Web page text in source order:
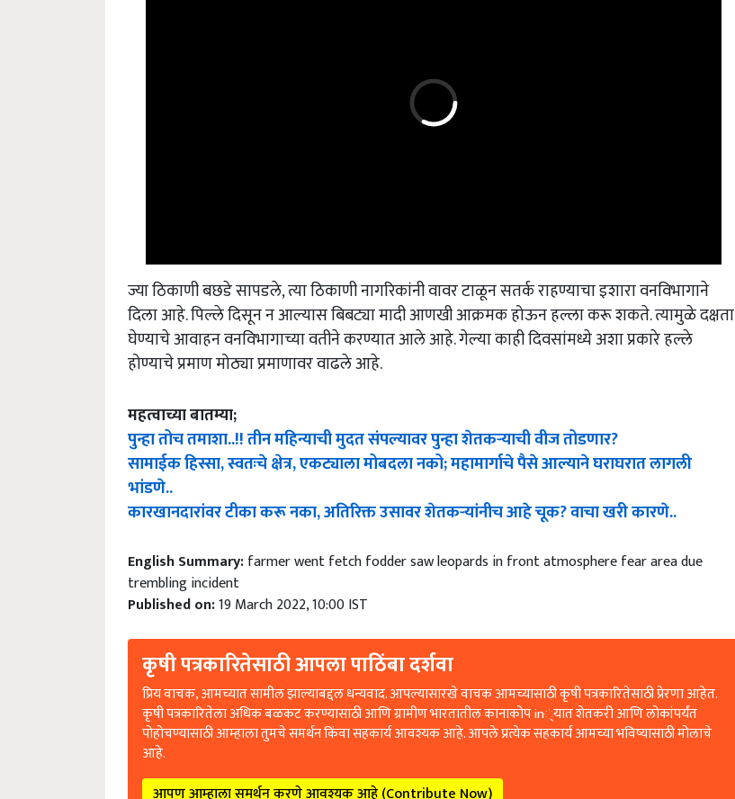
ज्या ठिकाणी बछडे सापडले, त्या ठिकाणी नागरिकांनी वावर टाळून सतर्क राहण्याचा इशारा वनविभागाने
दिला आहे. पिल्ले दिसून न आल्यास बिबट्या मादी आणखी आक्रमक होऊन हल्ला करू शकते. त्यामुळे दक्षता
घेण्याचे आवाहन वनविभागाच्या वतीने करण्यात आले आहे. गेल्या काही दिवसांमध्ये अशा प्रकारे हल्ले
होण्याचे प्रमाण मोठ्या प्रमाणावर वाढले आहे.
महत्वाच्या बातम्या;
पुन्हा तोच तमाशा..!! तीन महिन्याची मुदत संपल्यावर पुन्हा शेतकऱ्याची वीज तोडणार?
सामाईक हिस्सा, स्वतःचे क्षेत्र, एकट्याला मोबदला नको; महामार्गाचे पैसे आल्याने घराघरात लागली
भांडणे..
कारखानदारांवर टीका करू नका, अतिरिक्त उसावर शेतकऱ्यांनीच आहे चूक? वाचा खरी कारणे..
English Summary: farmer went fetch fodder saw leopards in front atmosphere fear area due
trembling incident
Published on:19 March 2022, 10:00 IST
कृषी पत्रकारितेसाठी आपला पाठिंबा दर्शवा
प्रिय वाचक, आमच्यात सामील झाल्याबद्दल धन्यवाद. आपल्यासारखे वाचक आमच्यासाठी कृषी पत्रकारितेसाठी प्रेरणा आहेत.
कृषी पत्रकारितेला अधिक बळकट करण्यासाठी आणि ग्रामीण भारतातील कानाकोप in्यात शेतकरी आणि लोकांपर्यंत
पोहोचण्यासाठी आम्हाला तुमचे समर्थन किंवा सहकार्य आवश्यक आहे. आपले प्रत्येक सहकार्य आमच्या भविष्यासाठी मोलाचे
आहे.
आपण आम्हाला समर्थन करणे आवश्यक आहे (Contribute Now)